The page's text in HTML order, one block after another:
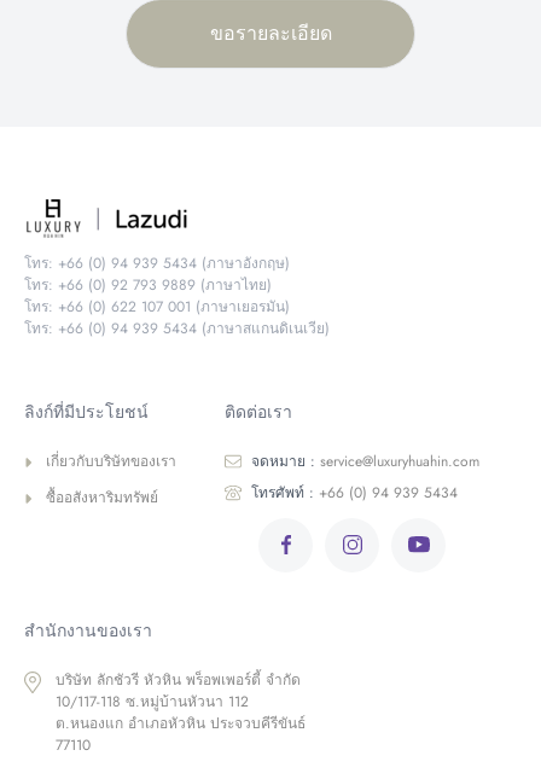
ขอรายละเอียด
โทร: +66 (0) 94 939 5434 (ภาษาอังกฤษ)
โทร: +66 (0) 92 793 9889 (ภาษาไทย)
โทร: +66 (0) 622 107 001 (ภาษาเยอรมัน)
โทร: +66 (0) 94 939 5434 (ภาษาสแกนดิเนเวีย)
ลิงก์ที่มีประโยชน์
เกี่ยวกับบริษัทของเรา
ซื้ออสังหาริมทรัพย์
ติดต่อเรา
จดหมาย : service@luxuryhuahin.com
โทรศัพท์ : +66 (0) 94 939 5434
สำนักงานของเรา
บริษัท ลักชัวรี หัวหิน พร็อพเพอร์ตี้ จำกัด
10/117-118 ซ.หมู่บ้านหัวนา 112
ต.หนองแก อำเภอหัวหิน ประจวบคีรีขันธ์
77110